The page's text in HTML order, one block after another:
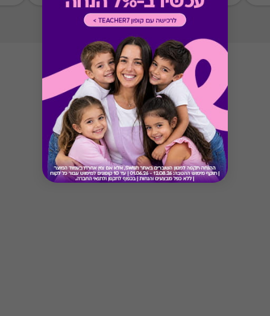
ממגוון כרטיסי החברה או לבקש החזר כספי בגין
רכישת הגיפט עפ"י הסכום ששולם בפועל לחברה
(במקרה כזה הזיכוי יינתן אך ורק לרוכש הגיפט, ללא
קשר למחזיק הגיפט בפועל).